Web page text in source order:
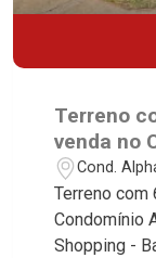
Terreno
venda no
próximo
Ribeirão
Cond.
Terreno com
Condomínio
Shopping -